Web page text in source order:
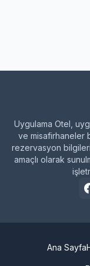
Uygulama Otel,
ve misafirhaneler
rezervasyon
amaçlı olarak
Ana Sayfa